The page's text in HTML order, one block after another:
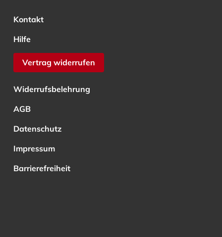
Kontakt
Hilfe
Vertrag widerrufen
Widerrufsbelehrung
AGB
Datenschutz
Impressum
Barrierefreiheit